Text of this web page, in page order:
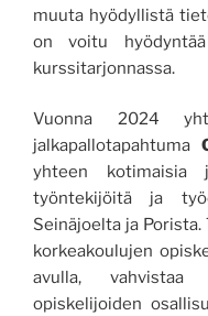
muuta hyödyllistä
on voitu
kurssitarjonnassa.
Vuonna 2024
jalkapallotapahtuma
yhteen kotimaisia
työntekijöitä ja
Seinäjoelta ja
korkeakoulujen
avulla, vahvistaa
opiskelijoiden